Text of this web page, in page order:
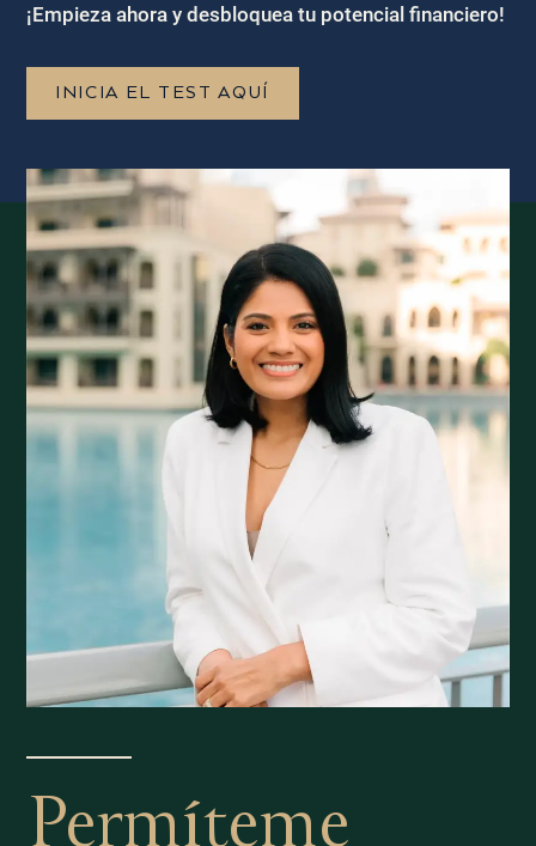
¡Empieza ahora y desbloquea tu potencial financiero!
INICIA EL TEST AQUÍ
Permíteme